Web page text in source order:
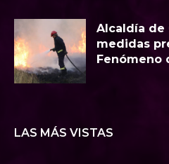
Alcaldía de
medidas
Fenómeno
LAS MÁS VISTAS